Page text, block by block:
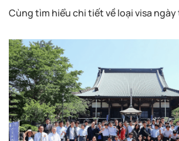
Cùng tìm hiểu chi tiết về loại visa